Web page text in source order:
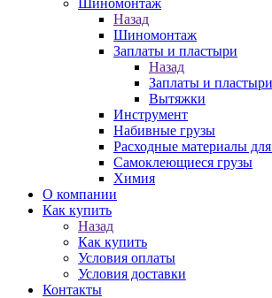
Шиномонтаж
Назад
Шиномонтаж
Заплаты и пластыри
Назад
Заплаты и пластыри
Вытяжки
Инструмент
Набивные грузы
Расходные материалы
Самоклеющиеся грузы
Химия
О компании
Как купить
Назад
Как купить
Условия оплаты
Условия доставки
Контакты